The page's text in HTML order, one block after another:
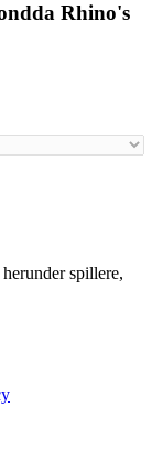
Rhino's
spillere,